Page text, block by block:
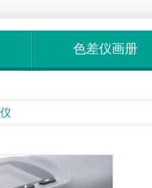
色差仪画册